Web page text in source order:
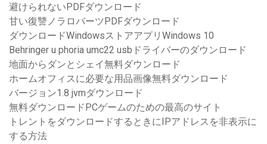
避けられないPDFダウンロード
甘い復讐ノラロバーツPDFダウンロード
ダウンロードWindowsストアアプリWindows 10
Behringer u phoria umc22 usbドライバーのダウンロード
地面からダンとシェイ無料ダウンロード
ホームオフィスに必要な用品画像無料ダウンロード
バージョン1.8 jvmダウンロード
無料ダウンロードPCゲームのための最高のサイト
トレントをダウンロードするときにIPアドレスを非表示に
する方法